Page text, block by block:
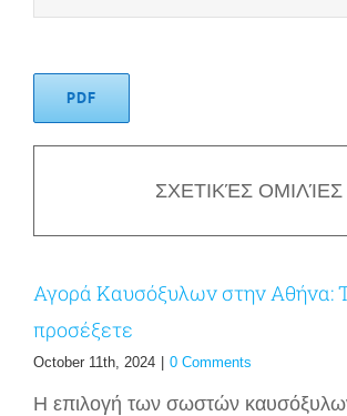
PDF
ΣΧΕΤΙΚΈΣ ΟΜΙΛΊΕΣ
Αγορά Καυσόξυλων στην Αθήνα:
προσέξετε
October 11th, 2024 0 Comments
Η επιλογή των σωστών καυσόξυλων